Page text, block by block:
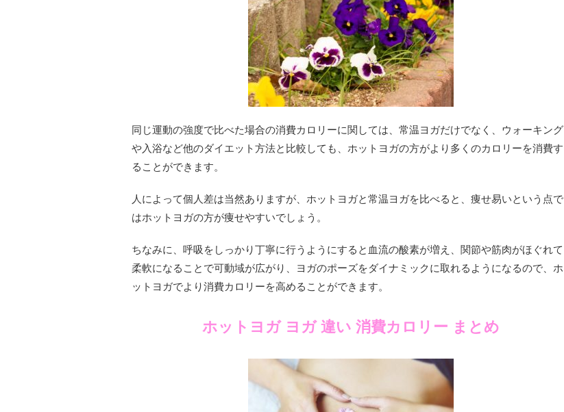
同じ運動の強度で比べた場合の消費カロリーに関しては、常温ヨガだけでなく、ウォーキング
や入浴など他のダイエット方法と比較しても、ホットヨガの方がより多くのカロリーを消費す
ることができます。
人によって個人差は当然ありますが、ホットヨガと常温ヨガを比べると、痩せ易いという点で
はホットヨガの方が痩せやすいでしょう。
ちなみに、呼吸をしっかり丁寧に行うようにすると血流の酸素が増え、関節や筋肉がほぐれて
柔軟になることで可動域が広がり、ヨガのポーズをダイナミックに取れるようになるので、ホ
ットヨガでより消費カロリーを高めることができます。
ホットヨガ ヨガ 違い 消費カロリー まとめ